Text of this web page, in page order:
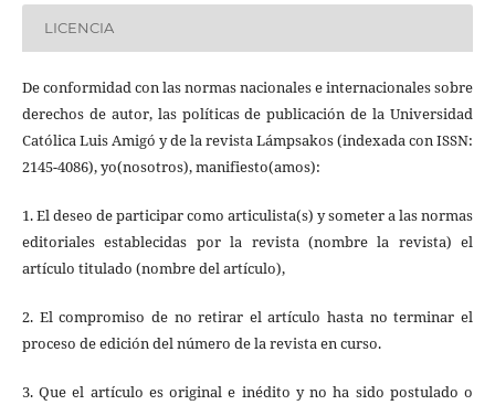
LICENCIA
De conformidad con las normas nacionales e internacionales sobre
derechos de autor, las políticas de publicación de la Universidad
Católica Luis Amigó y de la revista Lámpsakos (indexada con ISSN:
2145-4086), yo(nosotros), manifiesto(amos):
1. El deseo de participar como articulista(s) y someter a las normas
editoriales establecidas por la revista (nombre la revista) el
artículo titulado (nombre del artículo),
2. El compromiso de no retirar el artículo hasta no terminar el
proceso de edición del número de la revista en curso.
3. Que el artículo es original e inédito y no ha sido postulado o